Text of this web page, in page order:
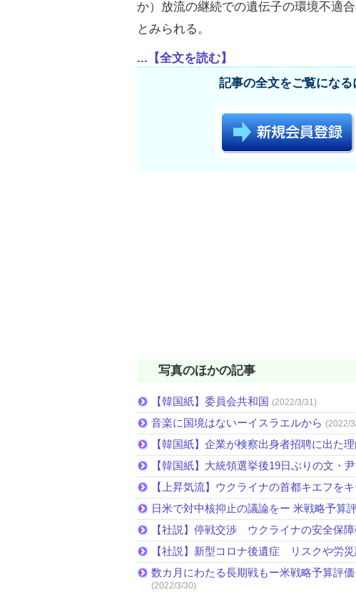
か）放流の継続での遺伝子の環境不適
とみられる。
...【全文を読む】
記事の全文をご覧になる
写真のほかの記事
【韓国紙】委員会共和国 (2022/3/31)
音楽に国境はないーイスラエルから (2022/
【韓国紙】企業が検察出身者招聘に出た
【韓国紙】大統領選挙後19日ぶりの文・
【上昇気流】ウクライナの首都キエフを
日米で対中核抑止の議論をー 米戦略予算
【社説】停戦交渉 ウクライナの安全保
【社説】新型コロナ後遺症 リスクや労
数カ月にわたる長期戦もー米戦略予算評
(2022/3/30)